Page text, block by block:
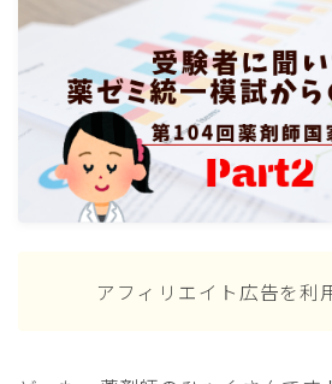
アフィリエイト広告を利